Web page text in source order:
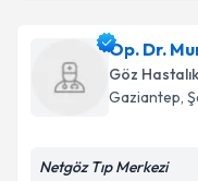
Prof. Dr.
oluşturun. Size bu
takvim
Op. Dr.
Göz
Gaziantep,
Netgöz Tıp Merkezi